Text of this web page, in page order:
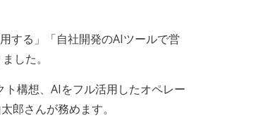
する」「自社開発のAIツールで営
した。
構想、AIをフル活用したオペレー
郎さんが務めます。